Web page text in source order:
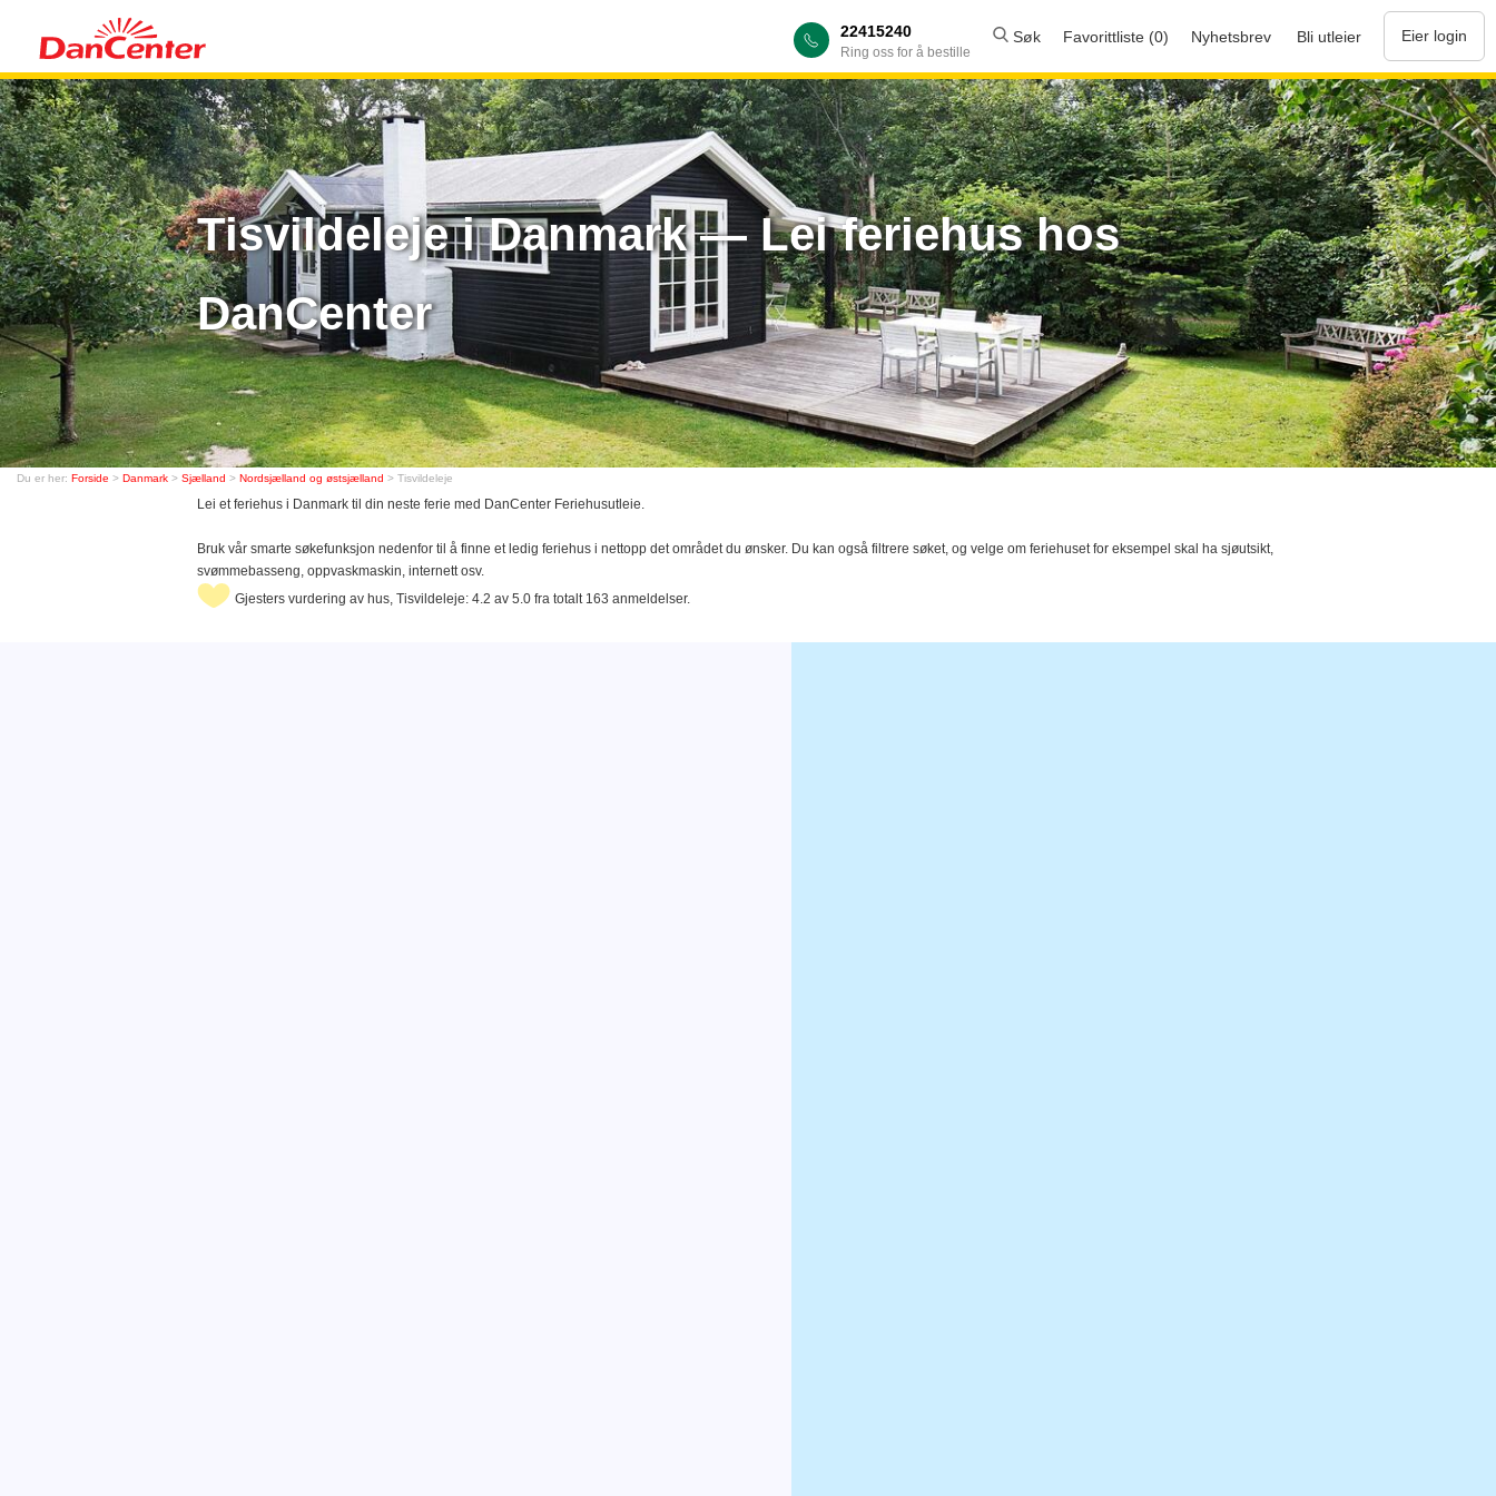
22415240
Ring oss for å bestille
Søk Favorittliste (0) Nyhetsbrev Bli utleier Eier login
Tisvildeleje i Danmark — Lei feriehus hos
DanCenter
Du er her: Forside > Danmark > Sjælland > Nordsjælland og østsjælland > Tisvildeleje
Lei et feriehus i Danmark til din neste ferie med DanCenter Feriehusutleie.
Bruk vår smarte søkefunksjon nedenfor til å finne et ledig feriehus i nettopp det området du ønsker. Du kan også filtrere søket, og velge om feriehuset for eksempel skal ha sjøutsikt,
svømmebasseng, oppvaskmaskin, internett osv.
Gjesters vurdering av hus, Tisvildeleje: 4.2 av 5.0 fra totalt 163 anmeldelser.